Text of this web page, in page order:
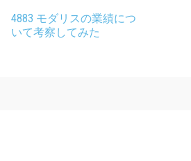
4883 モダリスの業績につ
いて考察してみた